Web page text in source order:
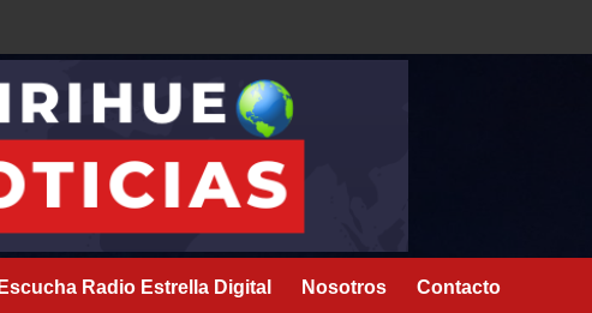
Escucha Radio Estrella Digital Nosotros Contacto